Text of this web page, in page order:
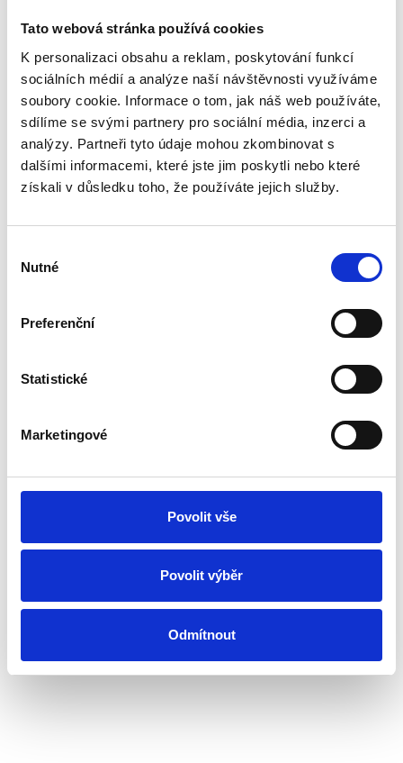
Tato webová stránka používá cookies
K personalizaci obsahu a reklam, poskytování funkcí
sociálních médií a analýze naší návštěvnosti využíváme
soubory cookie. Informace o tom, jak náš web používáte,
sdílíme se svými partnery pro sociální média, inzerci a
analýzy. Partneři tyto údaje mohou zkombinovat s
dalšími informacemi, které jste jim poskytli nebo které
získali v důsledku toho, že používáte jejich služby.
souhlasu
Nutné
Preferenční
Statistické
Marketingové
Povolit vše
Povolit výběr
Odmítnout
Ähnliche Produkte
Frontblende AV DRIM glas weiß glänzend
Vorbestellung